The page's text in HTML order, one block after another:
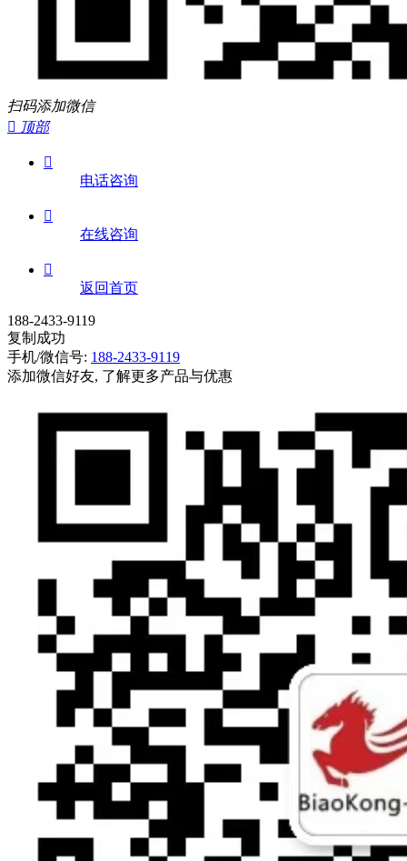
扫码添加微信
 顶部

电话咨询

在线咨询

返回首页
188-2433-9119
复制成功
手机/微信号: 188-2433-9119
添加微信好友, 了解更多产品与优惠